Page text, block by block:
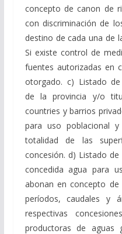
concepto de canon de
con discriminación de
destino de cada una de
Si existe control de
fuentes autorizadas en
otorgado. c) Listado de
de la provincia y/o
countries y barrios
para uso poblacional
totalidad de las
concesión. d) Listado
concedida agua para
abonan en concepto
períodos, caudales y
respectivas
productoras de aguas